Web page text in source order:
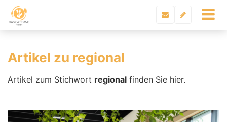
Artikel zu regional
Artikel zum Stichwort regional finden Sie hier.